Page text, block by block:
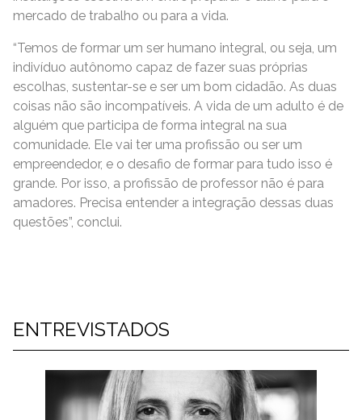
mercado de trabalho ou para a vida.
“Temos de formar um ser humano integral, ou seja, um
indivíduo autônomo capaz de fazer suas próprias
escolhas, sustentar-se e ser um bom cidadão. As duas
coisas não são incompatíveis. A vida de um adulto é de
alguém que participa de forma integral na sua
comunidade. Ele vai ter uma profissão ou ser um
empreendedor, e o desafio de formar para tudo isso é
grande. Por isso, a profissão de professor não é para
amadores. Precisa entender a integração dessas duas
questões”, conclui.
ENTREVISTADOS